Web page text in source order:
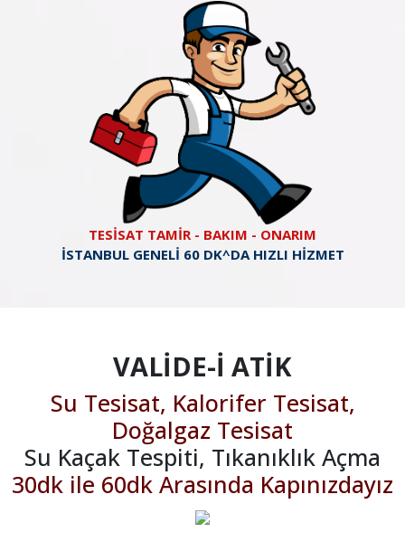
TESİSAT TAMİR - BAKIM - ONARIM
İSTANBUL GENELİ 60 DK^DA HIZLI HİZMET
VALİDE-İ ATİK
Su Tesisat, Kalorifer Tesisat,
Doğalgaz Tesisat
Su Kaçak Tespiti, Tıkanıklık Açma
30dk ile 60dk Arasında Kapınızdayız